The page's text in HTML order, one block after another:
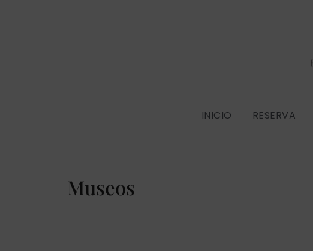
INICIO RESERVA
Museos